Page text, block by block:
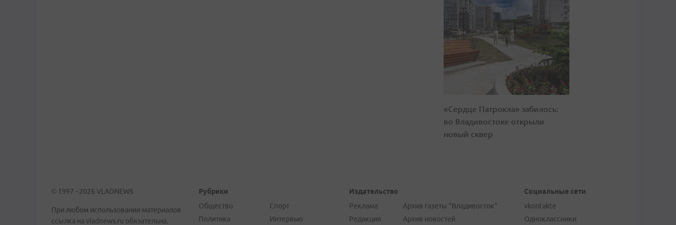
«Сердце Патрокла» забилось:
во Владивостоке открыли
новый сквер
© 1997 - 2026 VLADNEWS
При любом использовании материалов
ссылка на vladnews.ru обязательна.
Рубрики
Общество
Политика
Спорт
Интервью
Издательство
Реклама
Редакция
Архив газеты "Владивосток"
Архив новостей
Социальные сети
vkontakte
Одноклассники